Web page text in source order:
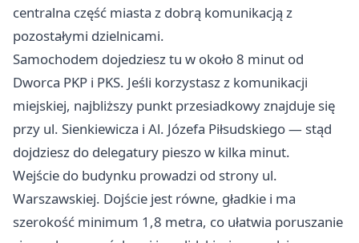
centralna część miasta z dobrą komunikacją z
pozostałymi dzielnicami.
Samochodem dojedziesz tu w około 8 minut od
Dworca PKP i PKS. Jeśli korzystasz z komunikacji
miejskiej, najbliższy punkt przesiadkowy znajduje się
przy ul. Sienkiewicza i Al. Józefa Piłsudskiego — stąd
dojdziesz do delegatury pieszo w kilka minut.
Wejście do budynku prowadzi od strony ul.
Warszawskiej. Dojście jest równe, gładkie i ma
szerokość minimum 1,8 metra, co ułatwia poruszanie